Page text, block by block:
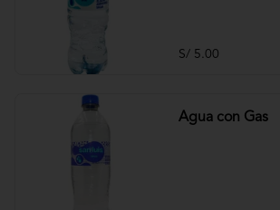
S/ 5.00
Agua con Gas